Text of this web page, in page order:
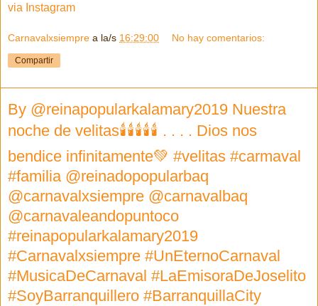
via Instagram
Carnavalxsiempre a la/s 16:29:00 No hay comentarios:
Compartir
By @reinapopularkalamary2019 Nuestra
noche de velitas🕯🕯🕯🕯🕯 . . . . Dios nos
bendice infinitamente💚 #velitas #carmaval
#familia @reinadopopularbaq
@carnavalxsiempre @carnavalbaq
@carnavaleandopuntoco
#reinapopularkalamary2019
#Carnavalxsiempre #UnEternoCarnaval
#MusicaDeCarnaval #LaEmisoraDeJoselito
#SoyBarranquillero #BarranquillaCity